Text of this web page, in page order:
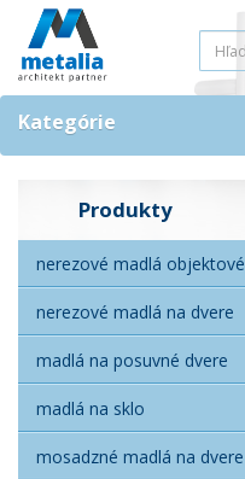
Kategórie
Produkty
nerezové madlá objektové
nerezové madlá na dvere
madlá na posuvné dvere
madlá na sklo
mosadzné madlá na dvere